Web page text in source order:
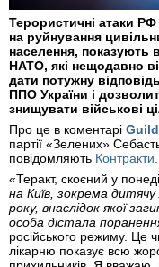
Терористичні атаки РФ
на руйнування
населення, показують
НАТО, які нещодавно
дати потужну
ППО України і
знищувати військові
Про це в коментарі
партії «Зелених»
повідомляють
«Теракт, скоєний у
на Київ, зокрема
року, внаслідок якої
особа дістала
російського режиму. Це
лікарню показує всю